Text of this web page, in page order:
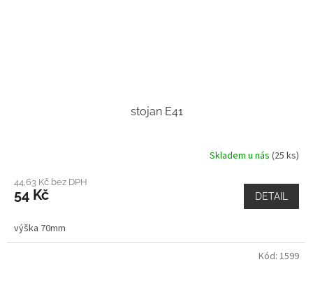
stojan E41
Skladem u nás (25 ks)
44,63 Kč bez DPH
54 Kč DETAIL
výška 70mm
Kód: 1599